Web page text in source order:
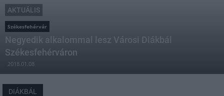
AKTUÁLIS
Székesfehérvár
Negyedik alkalommal lesz Városi Diákbál
Székesfehérváron
2018.01.08
DIÁKBÁL